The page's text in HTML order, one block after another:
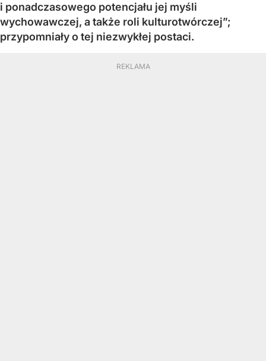
i ponadczasowego potencjału jej myśli
wychowawczej, a także roli kulturotwórczej”;
przypomniały o tej niezwykłej postaci.